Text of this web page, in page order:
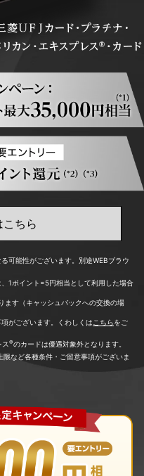
ちら
可能性がございます。別途WEBブラウ
1ポイント=5円相当として利用した場合
ます（キャッシュバックへの交換の場
がございます。くわしくは こちらをご
®のカードは優遇対象外となります。
など各種条件・ご留意事項がございま